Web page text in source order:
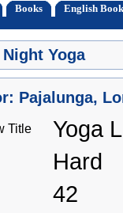
Books English
Yoga
Pajalunga,
Title Yoga
Hard
42